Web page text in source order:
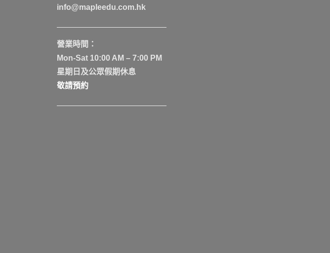
info@mapleedu.com.hk
營業時間：
Mon-Sat 10:00 AM – 7:00 PM
星期日及公眾假期休息
敬請預約